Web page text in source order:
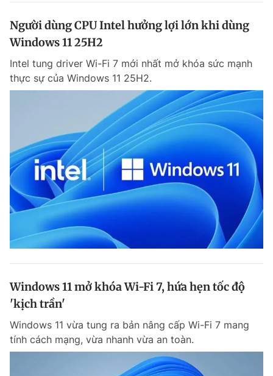
Phó tổng biên tập thường trực: Hải Thành
Phó tổng biên tập: Lâm Hiếu Dũng
Phó tổng biên tập: Trần Việt Hưng
Giấy phép xuất bản số 110/GP - BTTTT cấp ngày 24.3.2020
© 2003-2026 Bản quyền thuộc về Báo Thanh Niên. Cấm sao chép
dưới mọi hình thức nếu không có sự chấp thuận bằng văn bản.
Phát triển bởi ePi Technologies, JSC.
Người dùng CPU Intel hưởng lợi lớn khi dùng
Windows 11 25H2
Intel tung driver Wi-Fi 7 mới nhất mở khóa sức mạnh
thực sự của Windows 11 25H2.
Windows 11 mở khóa Wi-Fi 7, hứa hẹn tốc độ
'kịch trần'
Windows 11 vừa tung ra bản nâng cấp Wi-Fi 7 mang
tính cách mạng, vừa nhanh vừa an toàn.